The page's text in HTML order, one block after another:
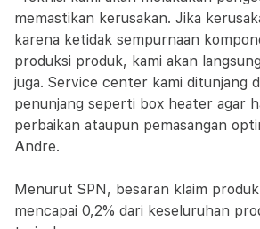
memastikan kerusakan. Jika
karena ketidak sempurnaan
produksi produk, kami akan
juga. Service center kami ditunjang
penunjang seperti box heater agar
perbaikan ataupun pemasangan
Andre.
Menurut SPN, besaran klaim
mencapai 0,2% dari keseluruhan